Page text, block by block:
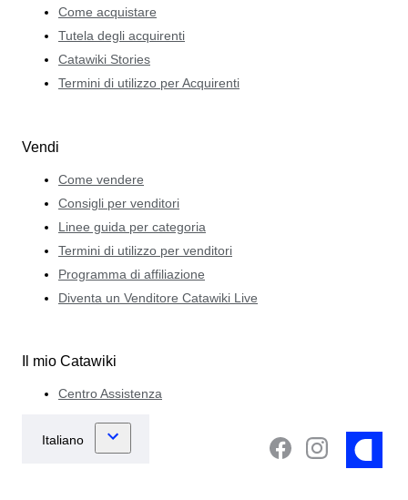
Come acquistare
Tutela degli acquirenti
Catawiki Stories
Termini di utilizzo per Acquirenti
Vendi
Come vendere
Consigli per venditori
Linee guida per categoria
Termini di utilizzo per venditori
Programma di affiliazione
Diventa un Venditore Catawiki Live
Il mio Catawiki
Centro Assistenza